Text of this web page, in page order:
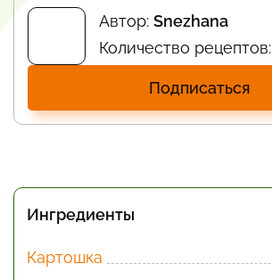
Автор: Snezhana
Количество рецептов:
Подписаться
Ингредиенты
Картошка